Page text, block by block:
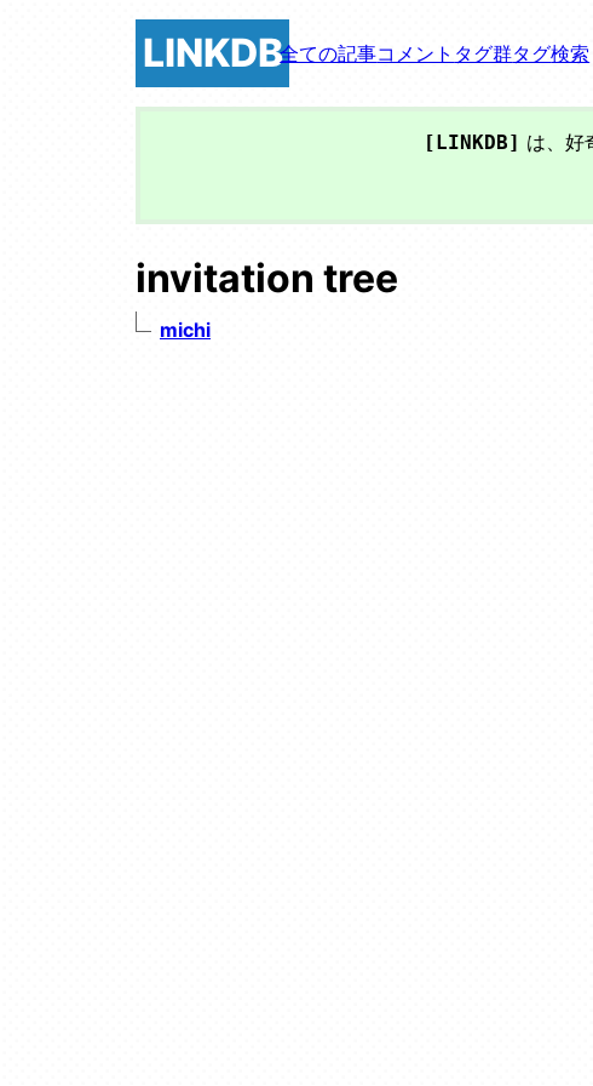
LINKDB全ての記事コメント タグ群タグ検索
[LINKDB] は、好
invitation tree
michi